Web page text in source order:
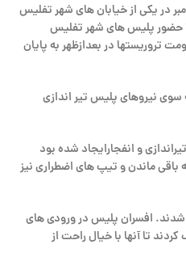
تروریستی که در تاریخ ۲۲ نوامبر در یکی از خیابان های شهر تفلیس
حضور پلیس های شهر تفلیس
۲۰ ساعت مقاومت تروریستها در بعدازظهر به پایان
نیروهای پلیس تیر اندازی
و انفجارایجاد شده بود
ماندن و تیپ های اضطراری نیز
شدند. افسران پلیس در ورودی های
تا آنها با خیال راحت از